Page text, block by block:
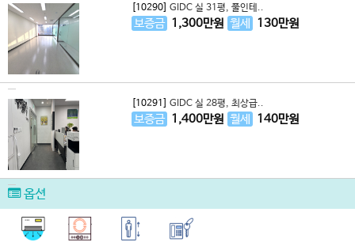
[10290] GIDC 실 31평, 풀인테..
보증금 1,300만원 월세 130만원
[10291] GIDC 실 28평, 최상급..
보증금 1,400만원 월세 140만원
옵션